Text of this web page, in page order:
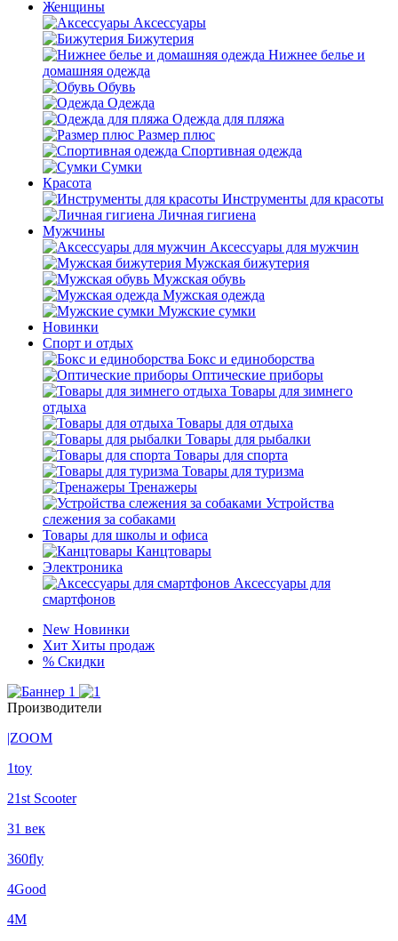
Женщины
Аксессуары
Бижутерия
Нижнее белье и
домашняя одежда
Обувь
Одежда
Одежда для пляжа
Размер плюс
Спортивная одежда
Сумки
Красота
Инструменты для красоты
Личная гигиена
Мужчины
Аксессуары для мужчин
Мужская бижутерия
Мужская обувь
Мужская одежда
Мужские сумки
Новинки
Спорт и отдых
Бокс и единоборства
Оптические приборы
Товары для зимнего
отдыха
Товары для отдыха
Товары для рыбалки
Товары для спорта
Товары для туризма
Тренажеры
Устройства
слежения за собаками
Товары для школы и офиса
Канцтовары
Электроника
Аксессуары для
смартфонов
New Новинки
Хит Хиты продаж
% Скидки
Производители
|ZOOM
1toy
21st Scooter
31 век
360fly
4Good
4М